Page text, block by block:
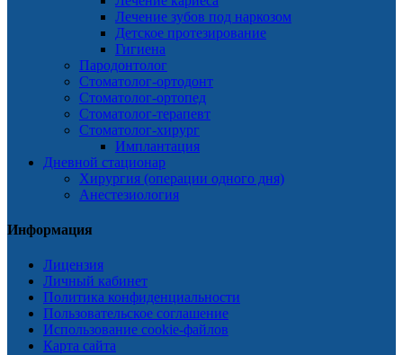
Лечение зубов под наркозом
Детское протезирование
Гигиена
Пародонтолог
Стоматолог-ортодонт
Стоматолог-ортопед
Стоматолог-терапевт
Стоматолог-хирург
Имплантация
Дневной стационар
Хирургия (операции одного дня)
Анестезиология
Информация
Лицензия
Личный кабинет
Политика конфиденциальности
Пользовательское соглашение
Использование cookie-файлов
Карта сайта